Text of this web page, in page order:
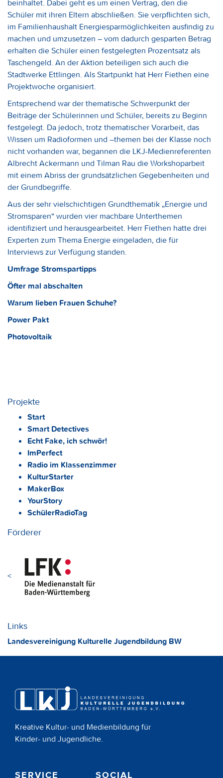
beinhaltet. Dabei geht es um einen Vertrag, den die
Schüler mit ihren Eltern abschließen. Sie verpflichten sich,
im Familienhaushalt Energiesparmöglichkeiten ausfindig zu
machen und umzusetzen – vom dadurch gesparten Betrag
erhalten die Schüler einen festgelegten Prozentsatz als
Taschengeld. An der Aktion beteiligen sich auch die
Stadtwerke Ettlingen. Als Startpunkt hat Herr Fiethen eine
Projektwoche organisiert.
Entsprechend war der thematische Schwerpunkt der
Beiträge der Schülerinnen und Schüler, bereits zu Beginn
festgelegt. Da jedoch, trotz thematischer Vorarbeit, das
Wissen um Radioformen und –themen bei der Klasse noch
nicht vorhanden war, begannen die LKJ-Medienreferenten
Albrecht Ackermann und Tilman Rau die Workshoparbeit
mit einem Abriss der grundsätzlichen Gegebenheiten und
der Grundbegriffe.
Aus der sehr vielschichtigen Grundthematik „Energie und
Stromsparen“ wurden vier machbare Unterthemen
identifiziert und herausgearbeitet. Herr Fiethen hatte drei
Experten zum Thema Energie eingeladen, die für
Interviews zur Verfügung standen.
Umfrage Stromspartipps
Öfter mal abschalten
Warum lieben Frauen Schuhe?
Power Pakt
Photovoltaik
Projekte
Start
Smart Detectives
Echt Fake, ich schwör!
ImPerfect
Radio im Klassenzimmer
KulturStarter
MakerBox
YourStory
SchülerRadioTag
Förderer
<
Links
Landesvereinigung Kulturelle Jugendbildung BW
Kreative Kultur- und Medienbildung für
Kinder- und Jugendliche.
SERVICE SOCIAL